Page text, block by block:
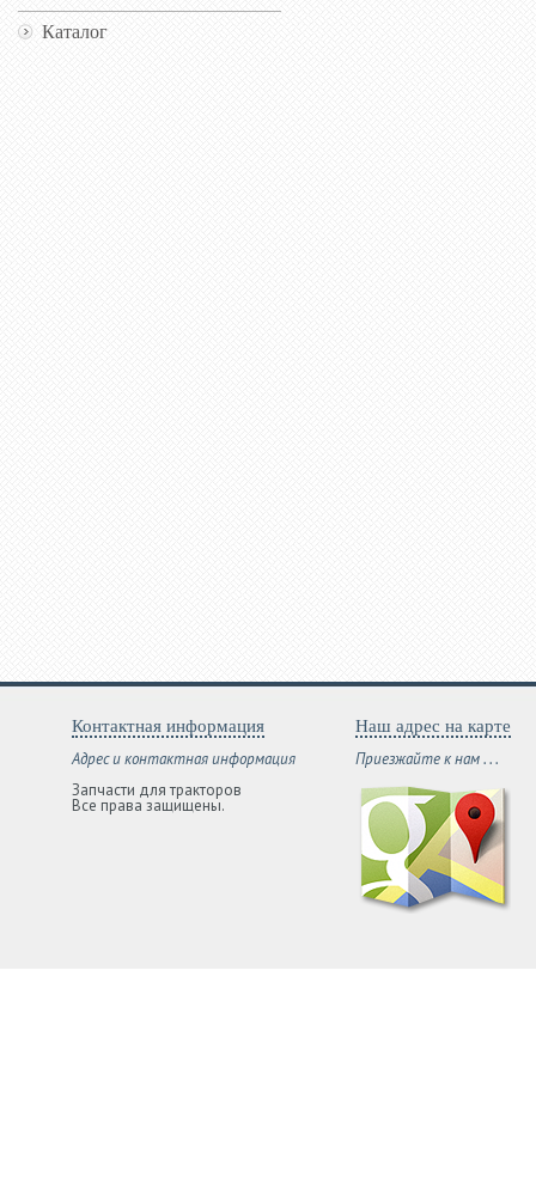
Каталог
Контактная информация
Адрес и контактная информация
Запчасти для тракторов
Все права защищены.
Наш адрес на карте
Приезжайте к нам . . .